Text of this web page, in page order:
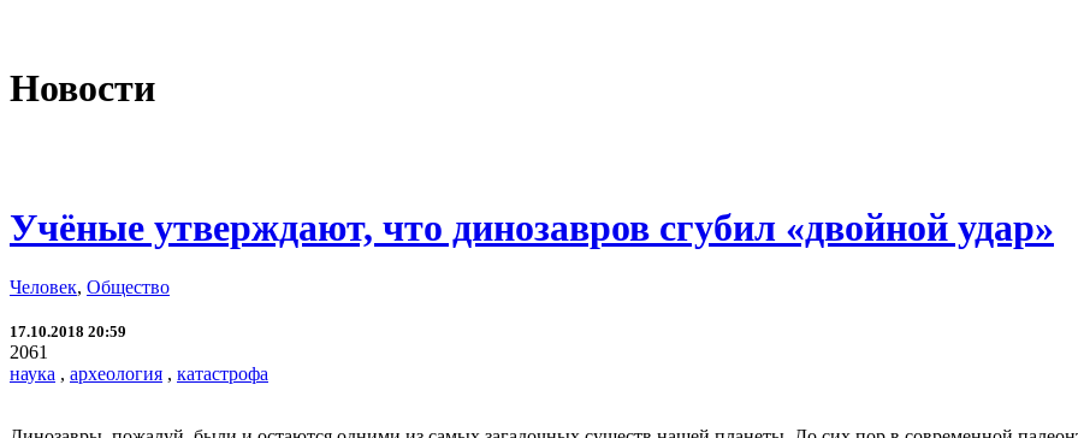
Новости
Учёные утверждают, что динозавров сгубил «двойной удар»
Человек, Общество
17.10.2018 20:59
2061
наука , археология , катастрофа